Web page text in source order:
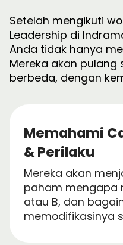
Setelah mengikuti
Leadership di
Anda tidak hanya
Mereka akan
berbeda, dengan
Memahami
& Perilaku
Mereka akan
paham mengapa
atau B, dan
memodifikasinya